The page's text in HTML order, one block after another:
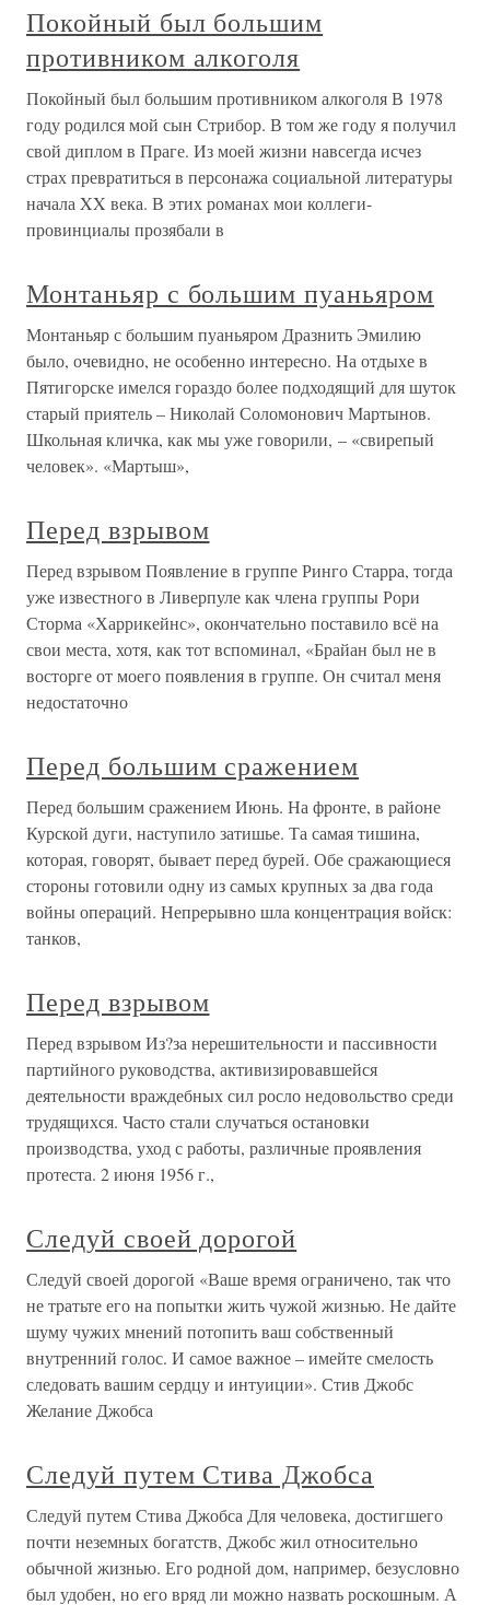
Покойный был большим
противником алкоголя
Покойный был большим противником алкоголя В 1978
году родился мой сын Стрибор. В том же году я получил
свой диплом в Праге. Из моей жизни навсегда исчез
страх превратиться в персонажа социальной литературы
начала XX века. В этих романах мои коллеги-
провинциалы прозябали в
Монтаньяр с большим пуаньяром
Монтаньяр с большим пуаньяром Дразнить Эмилию
было, очевидно, не особенно интересно. На отдыхе в
Пятигорске имелся гораздо более подходящий для шуток
старый приятель – Николай Соломонович Мартынов.
Школьная кличка, как мы уже говорили, – «свирепый
человек». «Мартыш»,
Перед взрывом
Перед взрывом Появление в группе Ринго Старра, тогда
уже известного в Ливерпуле как члена группы Рори
Сторма «Харрикейнс», окончательно поставило всё на
свои места, хотя, как тот вспоминал, «Брайан был не в
восторге от моего появления в группе. Он считал меня
недостаточно
Перед большим сражением
Перед большим сражением Июнь. На фронте, в районе
Курской дуги, наступило затишье. Та самая тишина,
которая, говорят, бывает перед бурей. Обе сражающиеся
стороны готовили одну из самых крупных за два года
войны операций. Непрерывно шла концентрация войск:
танков,
Перед взрывом
Перед взрывом Из?за нерешительности и пассивности
партийного руководства, активизировавшейся
деятельности враждебных сил росло недовольство среди
трудящихся. Часто стали случаться остановки
производства, уход с работы, различные проявления
протеста. 2 июня 1956 г.,
Следуй своей дорогой
Следуй своей дорогой «Ваше время ограничено, так что
не тратьте его на попытки жить чужой жизнью. Не дайте
шуму чужих мнений потопить ваш собственный
внутренний голос. И самое важное – имейте смелость
следовать вашим сердцу и интуиции». Стив Джобс
Желание Джобса
Следуй путем Стива Джобса
Следуй путем Стива Джобса Для человека, достигшего
почти неземных богатств, Джобс жил относительно
обычной жизнью. Его родной дом, например, безусловно
был удобен, но его вряд ли можно назвать роскошным. А